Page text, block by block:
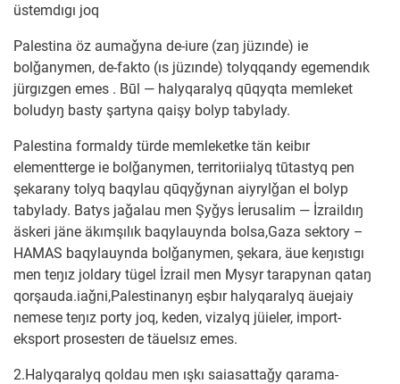
üstemdıgı joq
Palestina öz aumaǧyna de-iure (zaŋ jüzınde) ie
bolǧanymen, de-fakto (ıs jüzınde) tolyqqandy egemendık
jürgızgen emes . Būl — halyqaralyq qūqyqta memleket
boludyŋ basty şartyna qaişy bolyp tabylady.
Palestina formaldy türde memleketke tän keibır
elementterge ie bolǧanymen, territoriialyq tūtastyq pen
şekarany tolyq baqylau qūqyǧynan aiyrylǧan el bolyp
tabylady. Batys jaǧalau men Şyǧys İerusalim — İzraildıŋ
äskeri jäne äkımşılık baqylauynda bolsa,Gaza sektory –
HAMAS baqylauynda bolǧanymen, şekara, äue keŋıstıgı
men teŋız joldary tügel İzrail men Mysyr tarapynan qataŋ
qorşauda.iaǧni,Palestinanyŋ eşbır halyqaralyq äuejaiy
nemese teŋız porty joq, keden, vizalyq jüieler, import-
eksport prosesterı de täuelsız emes.
2.Halyqaralyq qoldau men ışkı saiasattaǧy qarama-